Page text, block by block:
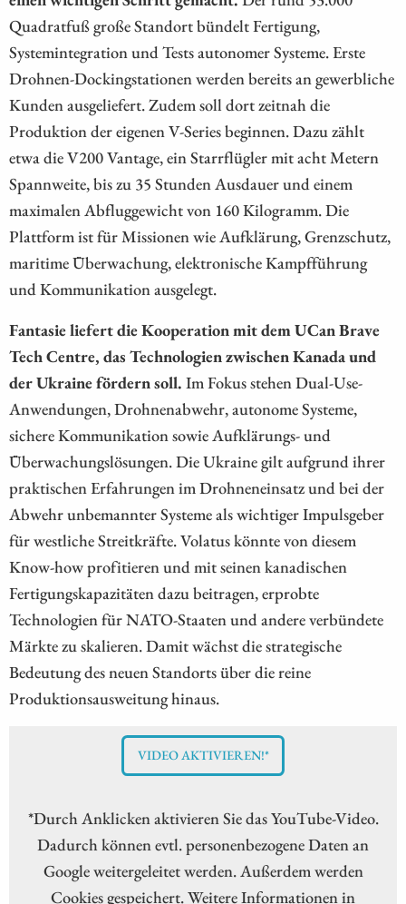
Quadratfuß große Standort bündelt Fertigung,
Systemintegration und Tests autonomer Systeme. Erste
Drohnen-Dockingstationen werden bereits an gewerbliche
Kunden ausgeliefert. Zudem soll dort zeitnah die
Produktion der eigenen V-Series beginnen. Dazu zählt
etwa die V200 Vantage, ein Starrflügler mit acht Metern
Spannweite, bis zu 35 Stunden Ausdauer und einem
maximalen Abfluggewicht von 160 Kilogramm. Die
Plattform ist für Missionen wie Aufklärung, Grenzschutz,
maritime Überwachung, elektronische Kampfführung
und Kommunikation ausgelegt.
Fantasie liefert die Kooperation mit dem UCan Brave
Tech Centre, das Technologien zwischen Kanada und
der Ukraine fördern soll. Im Fokus stehen Dual-Use-
Anwendungen, Drohnenabwehr, autonome Systeme,
sichere Kommunikation sowie Aufklärungs- und
Überwachungslösungen. Die Ukraine gilt aufgrund ihrer
praktischen Erfahrungen im Drohneneinsatz und bei der
Abwehr unbemannter Systeme als wichtiger Impulsgeber
für westliche Streitkräfte. Volatus könnte von diesem
Know-how profitieren und mit seinen kanadischen
Fertigungskapazitäten dazu beitragen, erprobte
Technologien für NATO-Staaten und andere verbündete
Märkte zu skalieren. Damit wächst die strategische
Bedeutung des neuen Standorts über die reine
Produktionsausweitung hinaus.
VIDEO AKTIVIEREN!*
*Durch Anklicken aktivieren Sie das YouTube-Video.
Dadurch können evtl. personenbezogene Daten an
Google weitergeleitet werden. Außerdem werden
Cookies gespeichert. Weitere Informationen in